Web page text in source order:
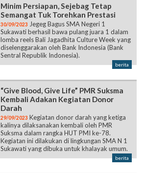
Minim Persiapan, Sejebag Tetap
Semangat Tuk Torehkan Prestasi
30/09/2023 Jegeg Bagus SMA Negeri 1
Sukawati berhasil bawa pulang juara 1 dalam
lomba reels Bali Jagadhita Culture Week yang
diselenggarakan oleh Bank Indonesia (Bank
Sentral Republik Indonesia).
berita
“Give Blood, Give Life” PMR Suksma
Kembali Adakan Kegiatan Donor
Darah
29/09/2023 Kegiatan donor darah yang ketiga
kalinya dilaksanakan kembali oleh PMR
Suksma dalam rangka HUT PMI ke-78.
Kegiatan ini dilakukan di lingkungan SMA N 1
Sukawati yang dibuka untuk khalayak umum.
berita